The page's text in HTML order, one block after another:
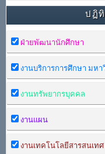
ปฏิ
ฝ่ายพัฒนานักศึกษา
งานบริการการศึกษา มห
งานทรัพยากรบุคคล
งานแผน
งานเทคโนโลยีสารสนเทศ